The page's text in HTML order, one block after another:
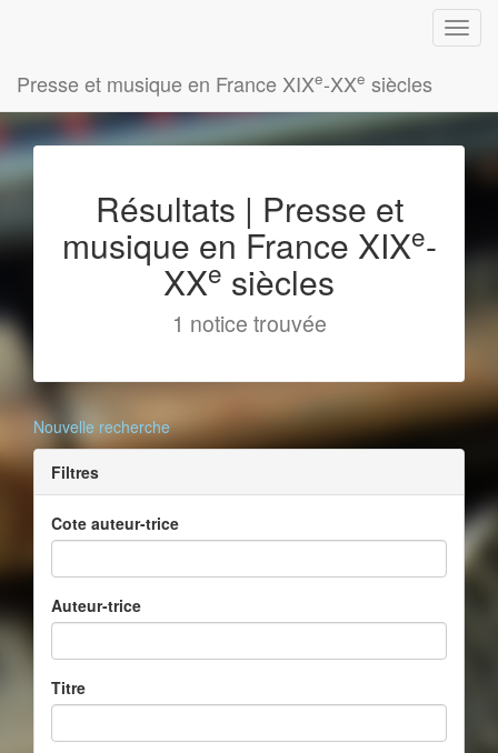
Presse et musique en France XIXe-XXe siècles
Résultats | Presse et
musique en France XIXe-
XXe siècles
1 notice trouvée
Nouvelle recherche
Filtres
Cote auteur-trice
Auteur-trice
Titre